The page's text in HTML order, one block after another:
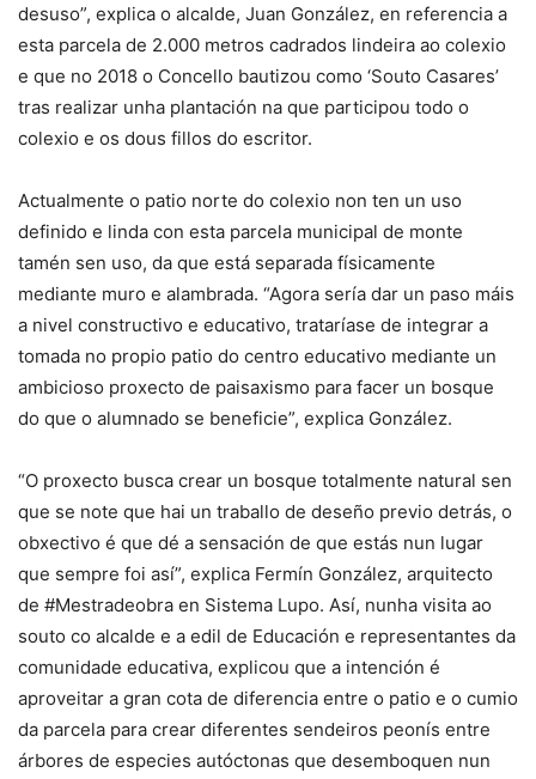
desuso”, explica o alcalde, Juan González, en referencia a
esta parcela de 2.000 metros cadrados lindeira ao colexio
e que no 2018 o Concello bautizou como ‘Souto Casares’
tras realizar unha plantación na que participou todo o
colexio e os dous fillos do escritor.
Actualmente o patio norte do colexio non ten un uso
definido e linda con esta parcela municipal de monte
tamén sen uso, da que está separada físicamente
mediante muro e alambrada. “Agora sería dar un paso máis
a nivel constructivo e educativo, trataríase de integrar a
tomada no propio patio do centro educativo mediante un
ambicioso proxecto de paisaxismo para facer un bosque
do que o alumnado se beneficie”, explica González.
“O proxecto busca crear un bosque totalmente natural sen
que se note que hai un traballo de deseño previo detrás, o
obxectivo é que dé a sensación de que estás nun lugar
que sempre foi así”, explica Fermín González, arquitecto
de #Mestradeobra en Sistema Lupo. Así, nunha visita ao
souto co alcalde e a edil de Educación e representantes da
comunidade educativa, explicou que a intención é
aproveitar a gran cota de diferencia entre o patio e o cumio
da parcela para crear diferentes sendeiros peonís entre
árbores de especies autóctonas que desemboquen nun